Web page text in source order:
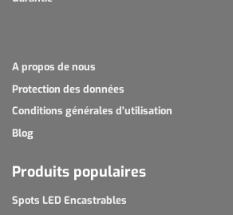
A propos de nous
Protection des données
Conditions générales d'utilisation
Blog
Produits populaires
Spots LED Encastrables